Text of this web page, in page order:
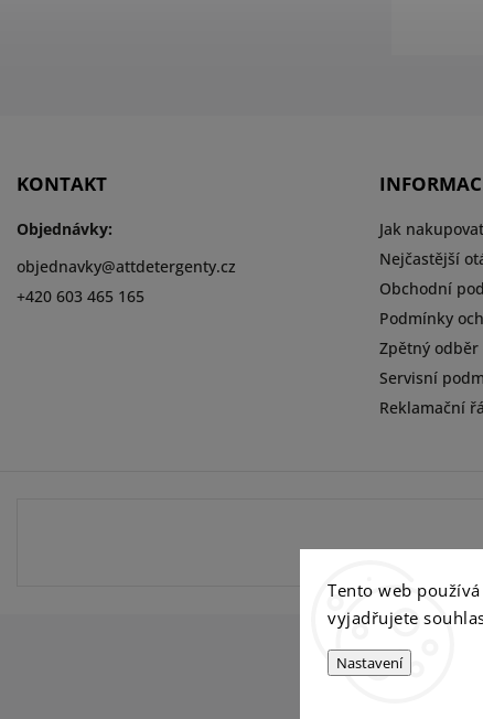
Tento web
vyjadřujete
Nastavení
KONTAKT
Objednávky:
objednavky@attdetergenty.cz
+420 603 465 165
Jak nakupovat
Nejčastější
Obchodní
Podmínky
Zpětný
Servisní
Reklamační